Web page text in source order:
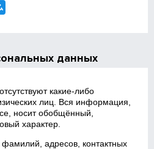
данных
какие‑либо
лиц. Вся информация,
носит обобщённый,
характер.
адресов, контактных